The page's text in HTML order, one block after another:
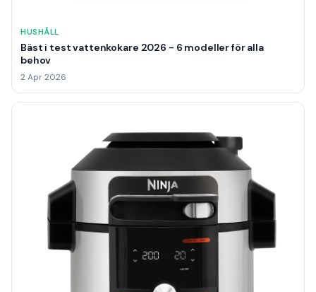
HUSHÅLL
Bäst i test vattenkokare 2026 - 6 modeller för alla
behov
2 Apr 2026